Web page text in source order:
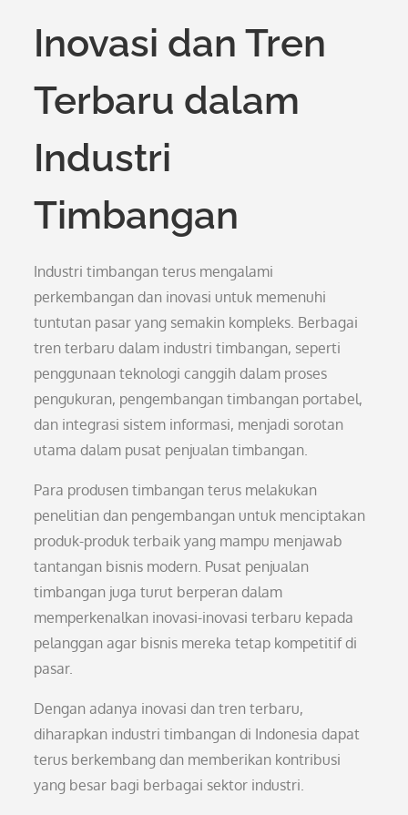
Inovasi dan Tren
Terbaru dalam
Industri
Timbangan
Industri timbangan terus mengalami
perkembangan dan inovasi untuk memenuhi
tuntutan pasar yang semakin kompleks. Berbagai
tren terbaru dalam industri timbangan, seperti
penggunaan teknologi canggih dalam proses
pengukuran, pengembangan timbangan portabel,
dan integrasi sistem informasi, menjadi sorotan
utama dalam pusat penjualan timbangan.
Para produsen timbangan terus melakukan
penelitian dan pengembangan untuk menciptakan
produk-produk terbaik yang mampu menjawab
tantangan bisnis modern. Pusat penjualan
timbangan juga turut berperan dalam
memperkenalkan inovasi-inovasi terbaru kepada
pelanggan agar bisnis mereka tetap kompetitif di
pasar.
Dengan adanya inovasi dan tren terbaru,
diharapkan industri timbangan di Indonesia dapat
terus berkembang dan memberikan kontribusi
yang besar bagi berbagai sektor industri.